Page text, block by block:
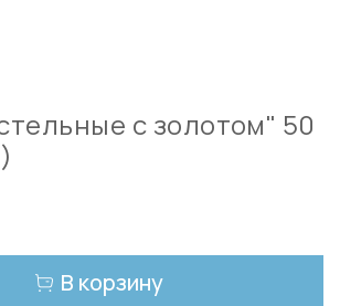
с золотом" 50
В корзину